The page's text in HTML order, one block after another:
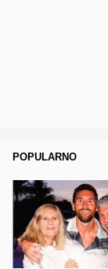
POPULARNO